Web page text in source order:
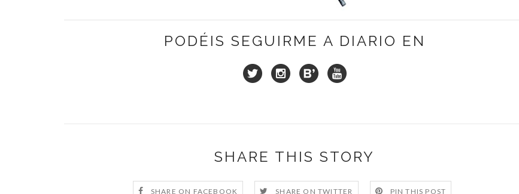
PODÉIS SEGUIRME A DIARIO EN
SHARE THIS STORY
SHARE ON FACEBOOK SHARE ON TWITTER PIN THIS POST